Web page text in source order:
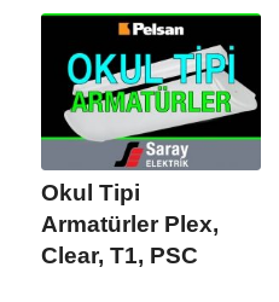
Okul Tipi
Armatürler Plex,
Clear, T1, PSC